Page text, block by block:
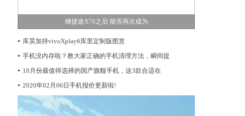
继捷途X70之后 能否再次成为
▪ 库昊加持vivoXplay6库里定制版图赏
▪ 手机没内存啦？教大家正确的手机清理方法，瞬间提
▪ 10月份最值得选择的国产旗舰手机，这3款合适在
▪ 2020年02月06日手机报价更新啦!